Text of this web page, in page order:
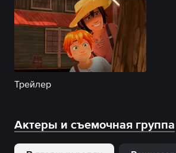
Трейлер
Актеры и съемочная группа